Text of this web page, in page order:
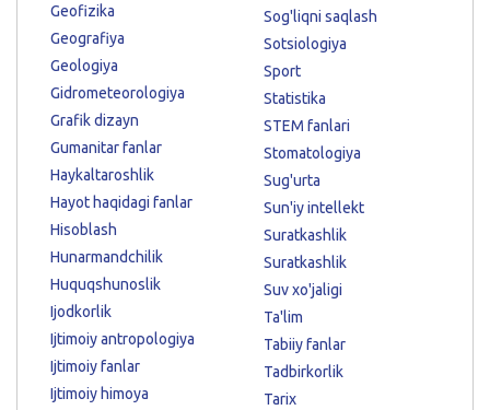
Geofizika
Geografiya
Geologiya
Gidrometeorologiya
Grafik dizayn
Gumanitar fanlar
Haykaltaroshlik
Hayot haqidagi fanlar
Hisoblash
Hunarmandchilik
Huquqshunoslik
Ijodkorlik
Ijtimoiy antropologiya
Ijtimoiy fanlar
Ijtimoiy himoya
Sog'liqni saqlash
Sotsiologiya
Sport
Statistika
STEM fanlari
Stomatologiya
Sug'urta
Sun'iy intellekt
Suratkashlik
Suratkashlik
Suv xo'jaligi
Ta'lim
Tabiiy fanlar
Tadbirkorlik
Tarix